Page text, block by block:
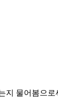
물어봄으